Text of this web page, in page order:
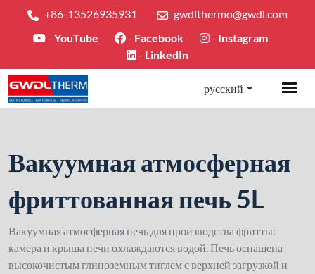
+86-13526935931
gwdlthermo@gwdl.com
- YouTube - Facebook - Instagram
- LinkedIn
русский
Вакуумная атмосферная
фриттованная печь 5L
Вакуумная атмосферная печь для производства фритты:
камера и крыша печи охлаждаются водой. Печь оснащена
высокочистым глиноземным тиглем с верхней загрузкой и